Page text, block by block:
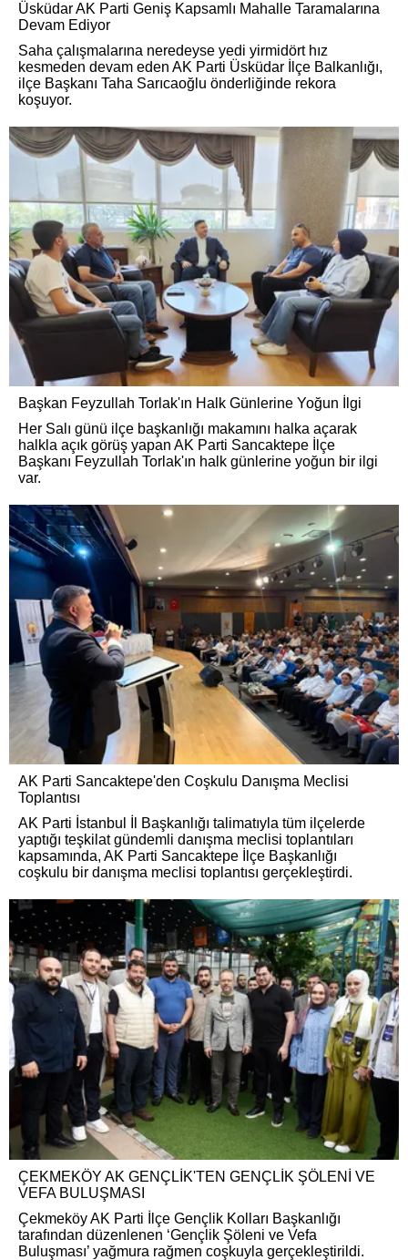
Üsküdar AK Parti Geniş Kapsamlı Mahalle Taramalarına
Devam Ediyor
Saha çalışmalarına neredeyse yedi yirmidört hız
kesmeden devam eden AK Parti Üsküdar İlçe Balkanlığı,
ilçe Başkanı Taha Sarıcaoğlu önderliğinde rekora
koşuyor.
Başkan Feyzullah Torlak'ın Halk Günlerine Yoğun İlgi
Her Salı günü ilçe başkanlığı makamını halka açarak
halkla açık görüş yapan AK Parti Sancaktepe İlçe
Başkanı Feyzullah Torlak'ın halk günlerine yoğun bir ilgi
var.
AK Parti Sancaktepe'den Coşkulu Danışma Meclisi
Toplantısı
AK Parti İstanbul İl Başkanlığı talimatıyla tüm ilçelerde
yaptığı teşkilat gündemli danışma meclisi toplantıları
kapsamında, AK Parti Sancaktepe İlçe Başkanlığı
coşkulu bir danışma meclisi toplantısı gerçekleştirdi.
ÇEKMEKÖY AK GENÇLİK'TEN GENÇLİK ŞÖLENİ VE
VEFA BULUŞMASI
Çekmeköy AK Parti İlçe Gençlik Kolları Başkanlığı
tarafından düzenlenen ‘Gençlik Şöleni ve Vefa
Buluşması’ yağmura rağmen coşkuyla gerçekleştirildi.